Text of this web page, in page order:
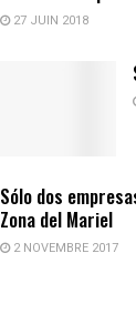
27 JUIN 2018
Sólo dos
Zona del Mariel
2 NOVEMBRE 2017